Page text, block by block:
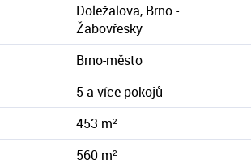
Doležalova, Brno -
Žabovřesky
Brno-město
5 a více pokojů
453 m²
560 m²